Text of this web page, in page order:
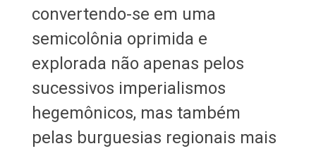
convertendo-se em uma
semicolônia oprimida e
explorada não apenas pelos
sucessivos imperialismos
hegemônicos, mas também
pelas burguesias regionais mais